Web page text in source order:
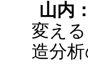
山内：
変え
造分